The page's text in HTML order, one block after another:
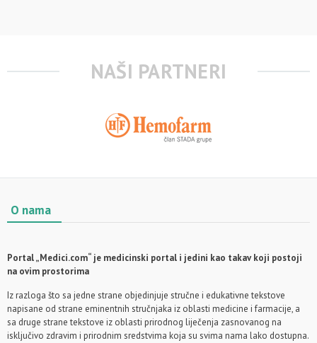
NAŠI PARTNERI
O nama
Portal „Medici.com“ je medicinski portal i jedini kao takav koji postoji
na ovim prostorima
Iz razloga što sa jedne strane objedinjuje stručne i edukativne tekstove
napisane od strane eminentnih stručnjaka iz oblasti medicine i farmacije, a
sa druge strane tekstove iz oblasti prirodnog liječenja zasnovanog na
isključivo zdravim i prirodnim sredstvima koja su svima nama lako dostupna.